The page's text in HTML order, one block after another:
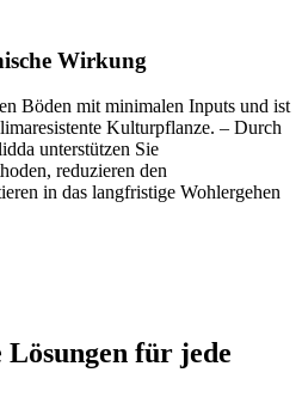
Wirkung
Böden mit minimalen Inputs und ist
Kulturpflanze. – Durch
unterstützen Sie
reduzieren den
in das langfristige Wohlergehen
für jede